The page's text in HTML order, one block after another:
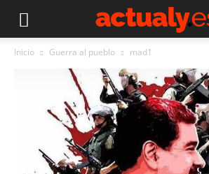
Inicio Guerra al pueblo mad1